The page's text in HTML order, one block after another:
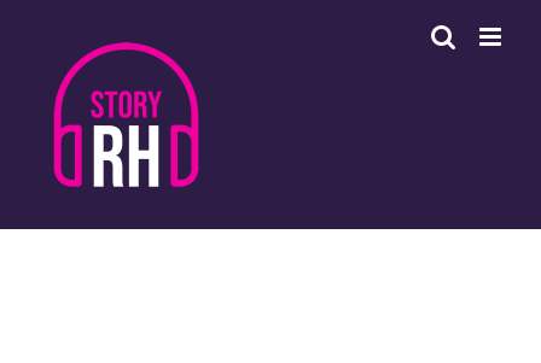
contenu